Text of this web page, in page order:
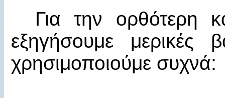
Για την ορθότερη
εξηγήσουμε μερικές
χρησιμοποιούμε συχνά: